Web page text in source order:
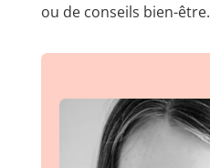
ou de conseils bien-être.